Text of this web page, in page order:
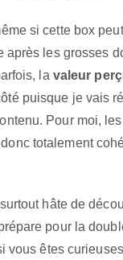
si cette box
après les grosses
la valeur
puisque je vais
Pour moi, les
totalement
hâte de
pour la
vous êtes